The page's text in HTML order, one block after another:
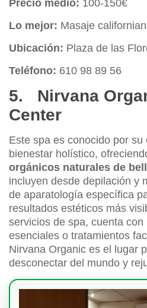
Precio medio: 100-150€
Lo mejor: Masaje
Ubicación: Plaza de las
Teléfono: 610 98 89 56
5. Nirvana
Center
Este spa es conocido por su
bienestar holístico,
orgánicos naturales de
incluyen desde depilación y
de aparatología específica
resultados estéticos más
servicios de spa, cuenta
esenciales o tratamientos
Nirvana Organic es el lugar
desconectar del mundo y